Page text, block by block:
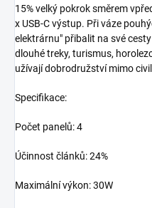
15% velký pokrok směrem
x USB-C výstup. Při váze
elektrárnu" přibalit na své
dlouhé treky, turismus,
užívají dobrodružství mimo
Specifikace:
Počet panelů: 4
Účinnost článků: 24%
Maximální výkon: 30W